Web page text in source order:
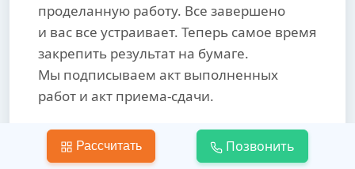
проделанную работу. Все завершено
и вас все устраивает. Теперь самое время
закрепить результат на бумаге.
Мы подписываем акт выполненных
работ и акт приема-сдачи.
Только после принятия работы,
производится окончательный расчет.
Рассчитать Позвонить